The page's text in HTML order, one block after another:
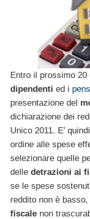
Entro il prossimo 20
dipendenti ed i
presentazione del
dichiarazione dei
Unico 2011. E’
ordine alle spese
selezionare quelle
delle detrazioni ai
se le spese
reddito non è
fiscale non